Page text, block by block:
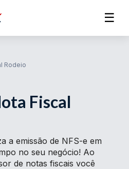
☰
Rodeio
Fiscal
a emissão de NFS-e em
no seu negócio! Ao
de notas fiscais você